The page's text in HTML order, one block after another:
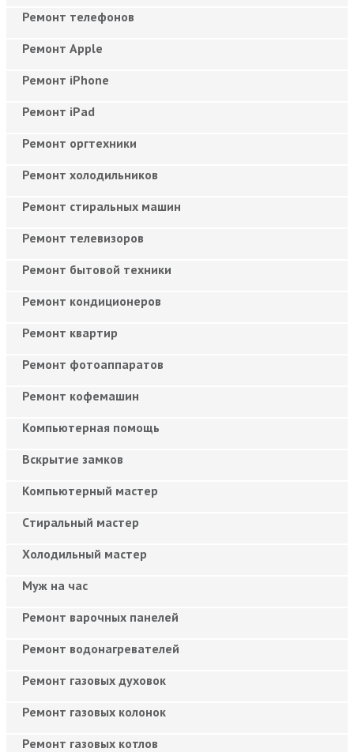
Ремонт телефонов
Ремонт Apple
Ремонт iPhone
Ремонт iPad
Ремонт оргтехники
Ремонт холодильников
Ремонт стиральных машин
Ремонт телевизоров
Ремонт бытовой техники
Ремонт кондиционеров
Ремонт квартир
Ремонт фотоаппаратов
Ремонт кофемашин
Компьютерная помощь
Вскрытие замков
Компьютерный мастер
Cтиральный мастер
Холодильный мастер
Муж на час
Ремонт варочных панелей
Ремонт водонагревателей
Ремонт газовых духовок
Ремонт газовых колонок
Ремонт газовых котлов